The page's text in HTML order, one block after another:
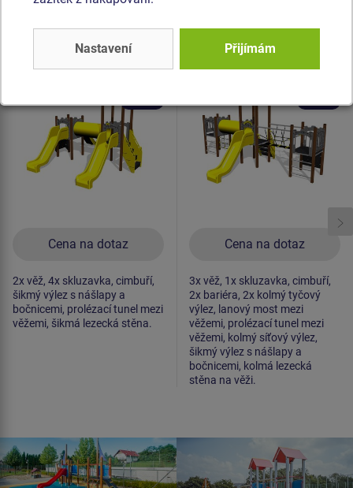
Herní sestava hrad
UNH2022K -
Cena na dotaz
Novinka
2x věž, 4x skluzavka, cimbuří,
šikmý výlez s nášlapy a
bočnicemi, prolézací tunel mezi
věžemi, šikmá lezecká stěna.
Herní sestava hrad
UNH3018K -
Cena na dotaz
Novinka
3x věž, 1x skluzavka, cimbuří,
2x bariéra, 2x kolmý tyčový
výlez, lanový most mezi
věžemi, prolézací tunel mezi
věžemi, kolmý síťový výlez,
šikmý výlez s nášlapy a
bočnicemi, kolmá lezecká
stěna na věži.
Nastavení Přijímám